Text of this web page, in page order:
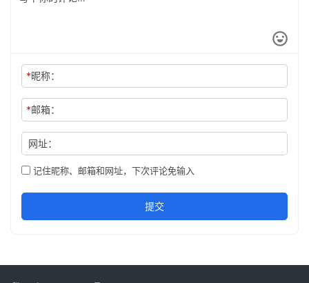
*昵称：
*邮箱：
网址：
记住昵称、邮箱和网址，下次评论免输入
提交